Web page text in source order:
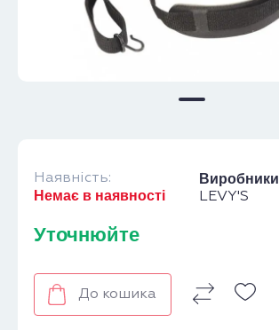
Наявність:
Немає в наявності
Виробники
LEVY'S
Уточнюйте
До кошика